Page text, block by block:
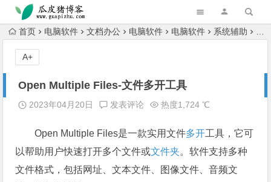
跳转到主内容
首页 电脑软件 文档办公 电脑软件 电脑软件 系统辅助
Open Multiple Files-文件多开工具
2023年04月20日 发表评论 热度1,724 ℃
Open Multiple Files是一款实用文件多开工具，它可
以帮助用户快速打开多个文件或文件夹。软件支持多种
文件格式，包括网址、文本文件、图像文件、音频文
A+